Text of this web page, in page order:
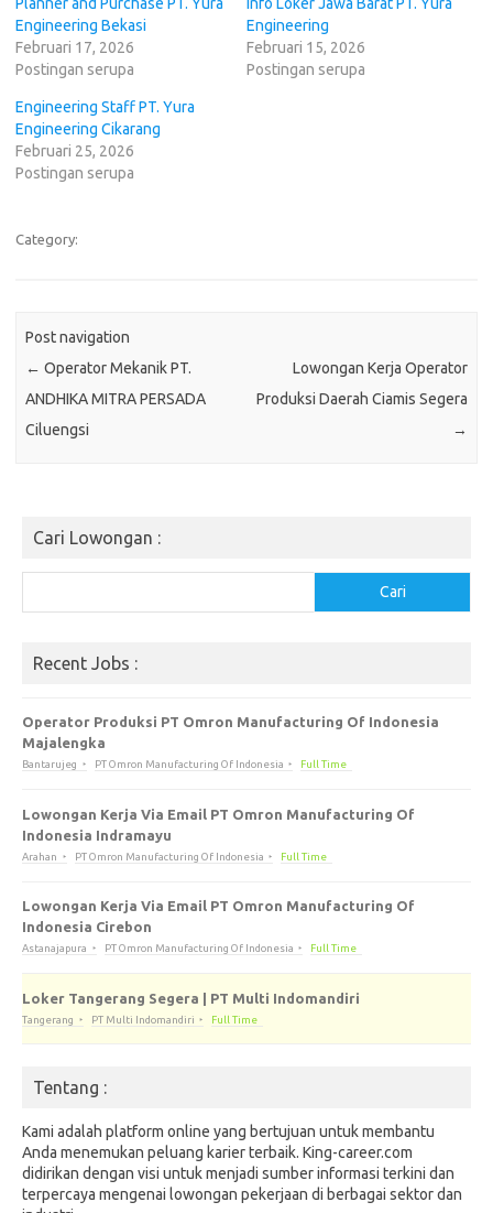
Engineering Bekasi
Februari 17, 2026
Postingan serupa
Engineering
Februari 15, 2026
Postingan serupa
Engineering Staff PT. Yura
Engineering Cikarang
Februari 25, 2026
Postingan serupa
Category:
Post navigation
← Operator Mekanik PT.
ANDHIKA MITRA PERSADA
Ciluengsi
Lowongan Kerja Operator
Produksi Daerah Ciamis Segera
→
Cari Lowongan :
Cari
Recent Jobs :
Operator Produksi PT Omron Manufacturing Of Indonesia
Majalengka
Bantarujeg PT Omron Manufacturing Of Indonesia Full Time
Lowongan Kerja Via Email PT Omron Manufacturing Of
Indonesia Indramayu
Arahan PT Omron Manufacturing Of Indonesia Full Time
Lowongan Kerja Via Email PT Omron Manufacturing Of
Indonesia Cirebon
Astanajapura PT Omron Manufacturing Of Indonesia Full Time
Loker Tangerang Segera | PT Multi Indomandiri
Tangerang PT Multi Indomandiri Full Time
Tentang :
Kami adalah platform online yang bertujuan untuk membantu
Anda menemukan peluang karier terbaik. King-career.com
didirikan dengan visi untuk menjadi sumber informasi terkini dan
terpercaya mengenai lowongan pekerjaan di berbagai sektor dan